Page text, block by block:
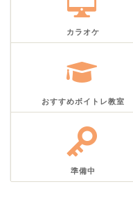
カラオケ
おすすめボイトレ教室
準備中